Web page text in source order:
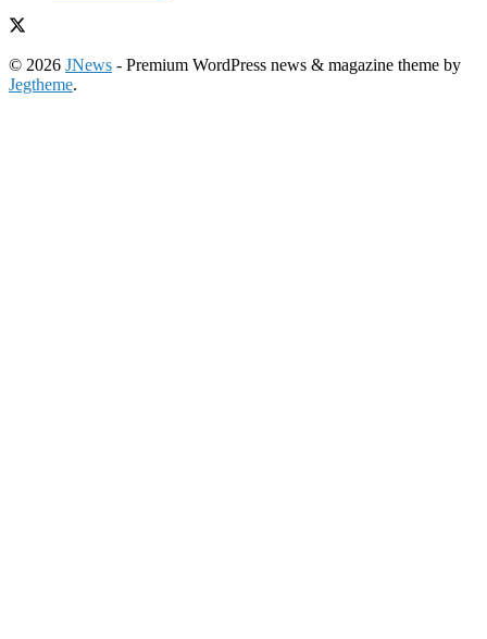
© 2026 JNews - Premium WordPress news & magazine theme by
Jegtheme.